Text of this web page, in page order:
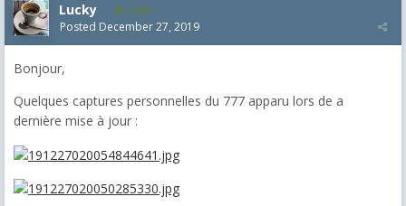
Lucky 1,330
Posted December 27, 2019
Bonjour,
Quelques captures personnelles du 777 apparu lors de a
dernière mise à jour :